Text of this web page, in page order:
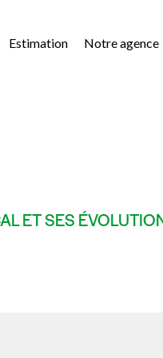
Estimation Notre agence
ET SES